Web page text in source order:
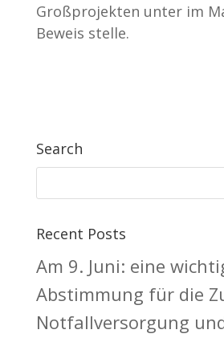
Großprojekten unter im
Beweis stelle.
Search
Recent Posts
Am 9. Juni: eine
Abstimmung für die
Notfallversorgung